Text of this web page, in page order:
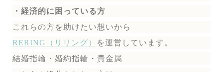
・経済的に困っている方
これらの方を助けたい想いから
RERING（リリング）
を運営しています。
結婚指輪・婚約指輪・貴金属